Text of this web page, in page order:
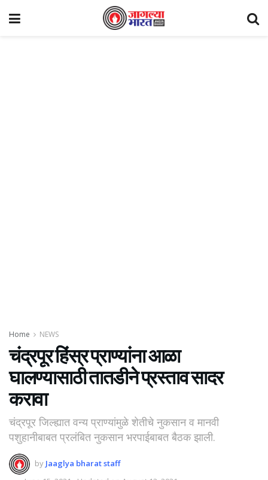
Home NEWS
चंद्रपूर हिंस्र प्राण्यांना आळा
घालण्यासाठी तातडीने प्रस्ताव सादर
करावा
चंद्रपूर जिल्ह्यात वन्य प्राण्यांमुळे शेतीचे नुकसान व मानवी
पशुहानीबाबत प्रलंबित नुकसान भरपाईबाबत बैठक झाली.
by Jaaglya bharat staff